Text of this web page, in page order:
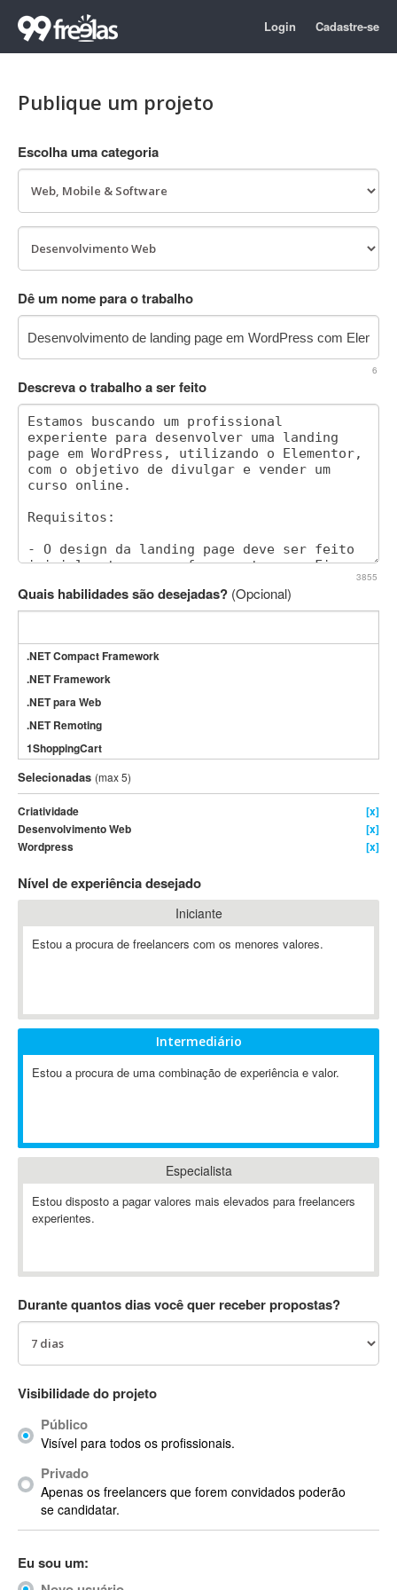
Login Cadastre-se
Publique um projeto
Escolha uma categoria
Dê um nome para o trabalho
6
Descreva o trabalho a ser feito
3855
Quais habilidades são desejadas? (Opcional)
.NET Compact Framework
.NET Framework
.NET para Web
.NET Remoting
1ShoppingCart
3DS Max
3GSM
4D Dimension
802.11
A-GPS
ABBYY FineReader
AbleCommerce
Ableton Push
Abstract Window Toolkit (AWT)
Absynth
ACARS
AccountMate
ACDSee
ACID Pro
ACPI
Acrobat
Acrobat X
Acronis
Actian
Actimize
ActionScript
Active Directory
Selecionadas (max 5)
Criatividade
[x]
Desenvolvimento Web
[x]
Wordpress
[x]
Nível de experiência desejado
Iniciante
Estou a procura de freelancers com os menores valores.
Intermediário
Estou a procura de uma combinação de experiência e valor.
Especialista
Estou disposto a pagar valores mais elevados para freelancers
experientes.
Durante quantos dias você quer receber propostas?
Visibilidade do projeto
Público
Visível para todos os profissionais.
Privado
Apenas os freelancers que forem convidados poderão
se candidatar.
Eu sou um: